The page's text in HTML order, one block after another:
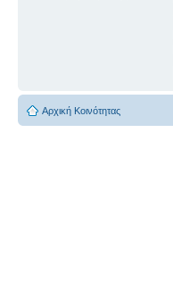
Αρχική Κοινότητας